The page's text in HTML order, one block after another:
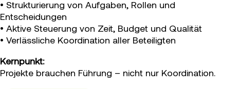
• Strukturierung von Aufgaben, Rollen und
Entscheidungen
• Aktive Steuerung von Zeit, Budget und Qualität
• Verlässliche Koordination aller Beteiligten
Kernpunkt:
Projekte brauchen Führung – nicht nur Koordination.